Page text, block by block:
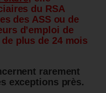
du RSA
des ASS ou de
d’emploi de
de plus de 24 mois
rarement
exceptions près.